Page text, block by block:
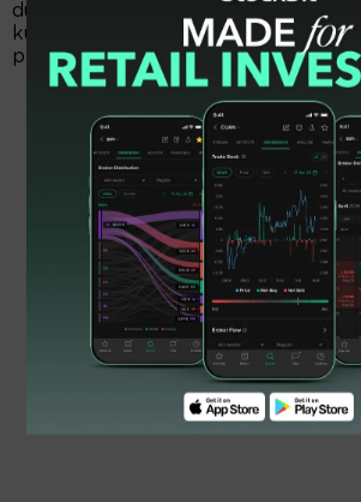
dunia. Ia juga menegaskan
kualitas pasar, khususnya dalam
perusahaan melantai di bursa.